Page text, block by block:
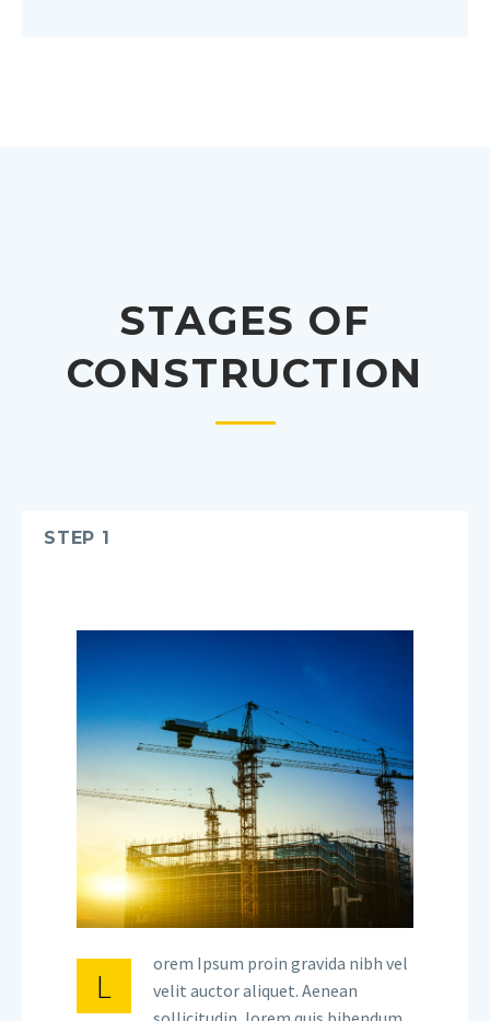
STAGES OF
CONSTRUCTION
STEP 1
L
orem Ipsum proin gravida nibh vel
velit auctor aliquet. Aenean